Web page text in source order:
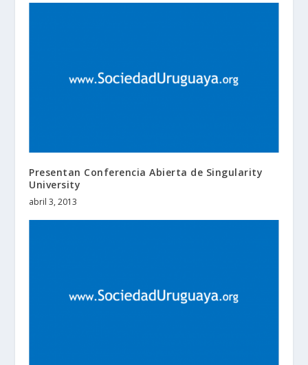
Presentan Conferencia Abierta de Singularity
University
abril 3, 2013